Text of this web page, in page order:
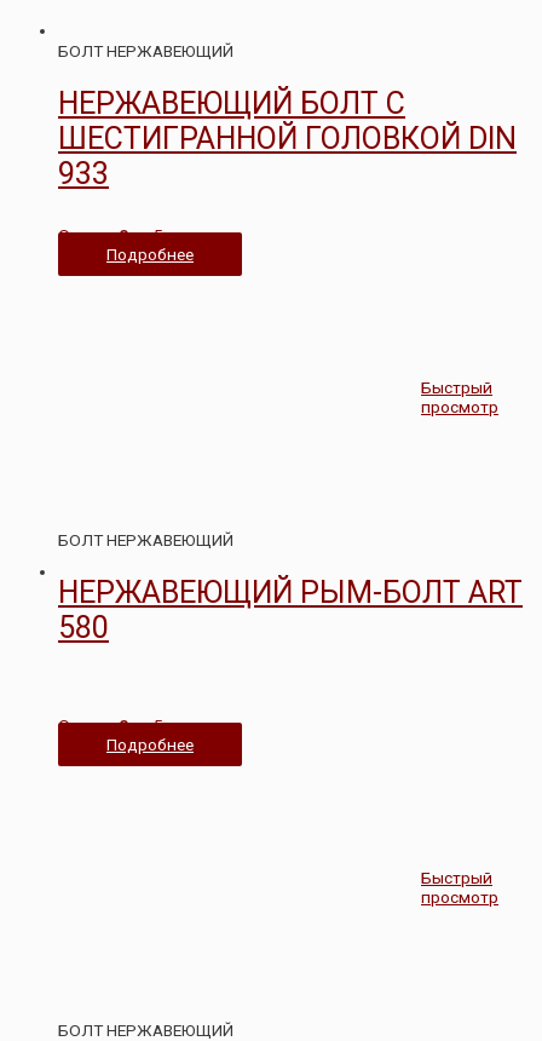
БОЛТ НЕРЖАВЕЮЩИЙ
НЕРЖАВЕЮЩИЙ БОЛТ С
ШЕСТИГРАННОЙ ГОЛОВКОЙ DIN
933
Оценка0из 5
Подробнее
Быстрый
просмотр
БОЛТ НЕРЖАВЕЮЩИЙ
НЕРЖАВЕЮЩИЙ РЫМ-БОЛТ ART
580
Оценка0из 5
Подробнее
Быстрый
просмотр
БОЛТ НЕРЖАВЕЮЩИЙ